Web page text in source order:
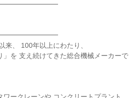
来、 100年以上にわたり、
」を 支え続けてきた総合機械メーカーで